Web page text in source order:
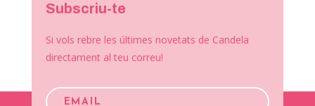
Subscriu-te
Si vols rebre les últimes novetats de Candela
directament al teu correu!